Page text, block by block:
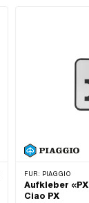
FÜR: PIAGGIO
Aufkleber
Ciao PX